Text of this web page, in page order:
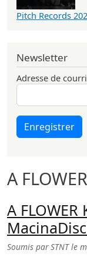
A
A FLOWER
Soumis parSTNTle
Pitch Records
Newsletter
Adresse de
Enregistrer